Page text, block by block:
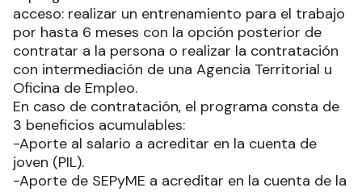
acceso: realizar un entrenamiento para el trabajo
por hasta 6 meses con la opción posterior de
contratar a la persona o realizar la contratación
con intermediación de una Agencia Territorial u
Oficina de Empleo.
En caso de contratación, el programa consta de
3 beneficios acumulables:
-Aporte al salario a acreditar en la cuenta de
joven (PIL).
-Aporte de SEPyME a acreditar en la cuenta de la